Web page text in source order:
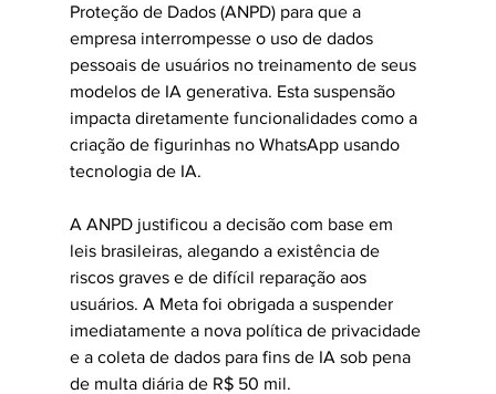
Proteção de Dados (ANPD) para que a
empresa interrompesse o uso de dados
pessoais de usuários no treinamento de seus
modelos de IA generativa. Esta suspensão
impacta diretamente funcionalidades como a
criação de figurinhas no WhatsApp usando
tecnologia de IA.
A ANPD justificou a decisão com base em
leis brasileiras, alegando a existência de
riscos graves e de difícil reparação aos
usuários. A Meta foi obrigada a suspender
imediatamente a nova política de privacidade
e a coleta de dados para fins de IA sob pena
de multa diária de R$ 50 mil.